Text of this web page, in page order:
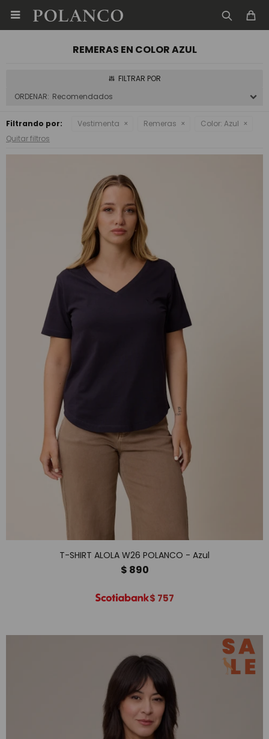

REMERAS EN COLOR AZUL
Recomendados
Filtrando por: Vestimenta Remeras Color: Azul
Quitar filtros
T-SHIRT ALOLA W26 POLANCO - Azul
$ 890
$ 757